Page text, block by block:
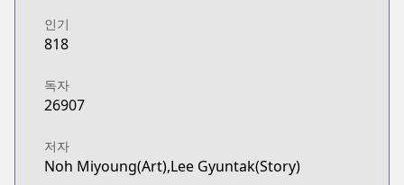
인기
818
독자
26907
저자
Noh Miyoung(Art),Lee Gyuntak(Story)